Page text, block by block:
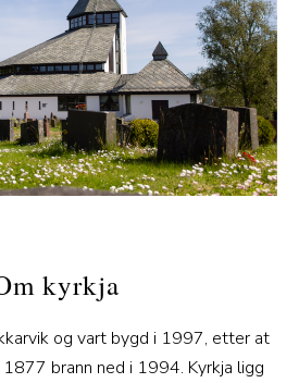
kyrkja
og vart bygd i 1997, etter at
brann ned i 1994. Kyrkja ligg